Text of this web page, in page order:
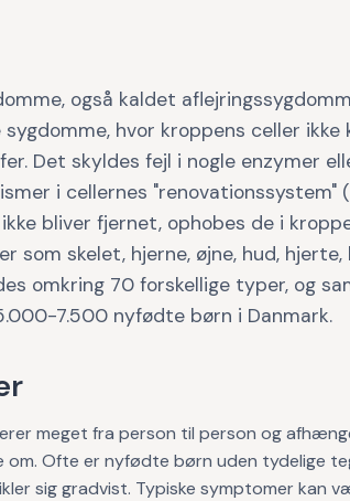
også kaldet
hvor kroppens celler ikke
Det skyldes fejl i nogle enzymer
i cellernes "renovationssystem"
bliver fjernet, ophobes de i
som skelet, hjerne, øjne, hud, hjerte,
omkring 70 forskellige typer, og
7.500 nyfødte børn i Danmark.
meget fra person til person og
om. Ofte er nyfødte børn uden tydelige
sig gradvist. Typiske symptomer kan